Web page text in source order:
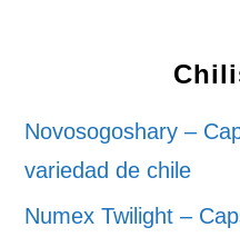
Novosogoshary –
variedad de chile
Numex Twilight –